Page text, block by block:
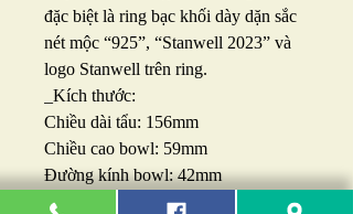
đặc biệt là ring bạc khối dày dặn sắc
nét mộc “925”, “Stanwell 2023” và
logo Stanwell trên ring.
_Kích thước:
Chiều dài tẩu: 156mm
Chiều cao bowl: 59mm
Đường kính bowl: 42mm
Đường kính lò: 19mm